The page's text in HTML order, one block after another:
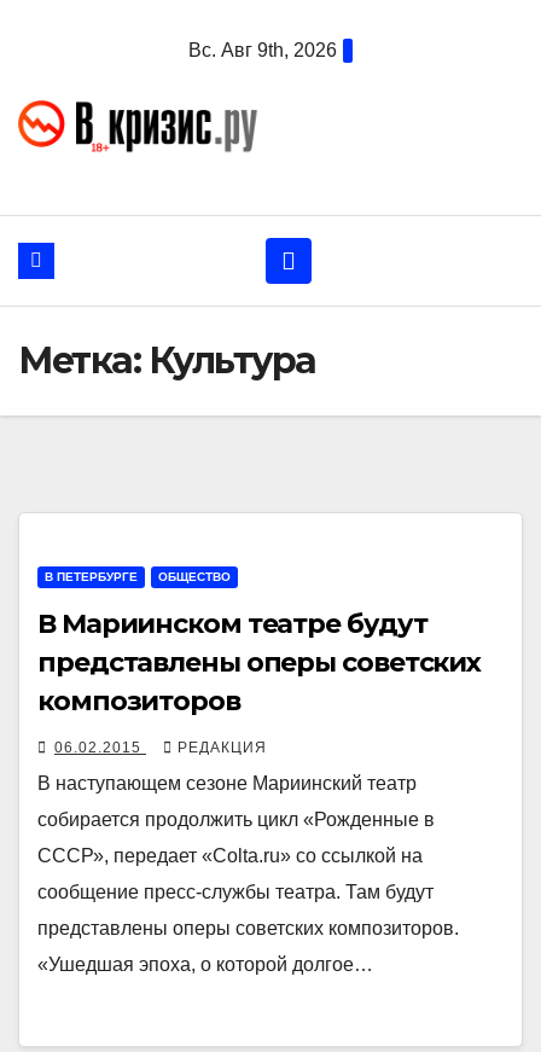
Вс. Авг 9th, 2026
Метка: Культура
В ПЕТЕРБУРГЕ ОБЩЕСТВО
В Мариинском театре будут
представлены оперы советских
композиторов
06.02.2015 РЕДАКЦИЯ
В наступающем сезоне Мариинский театр
собирается продолжить цикл «Рожденные в
СССР», передает «Colta.ru» со ссылкой на
сообщение пресс-службы театра. Там будут
представлены оперы советских композиторов.
«Ушедшая эпоха, о которой долгое…